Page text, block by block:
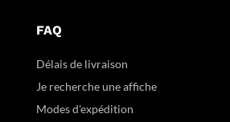
FAQ
Délais de livraison
Je recherche une affiche
Modes d'expédition